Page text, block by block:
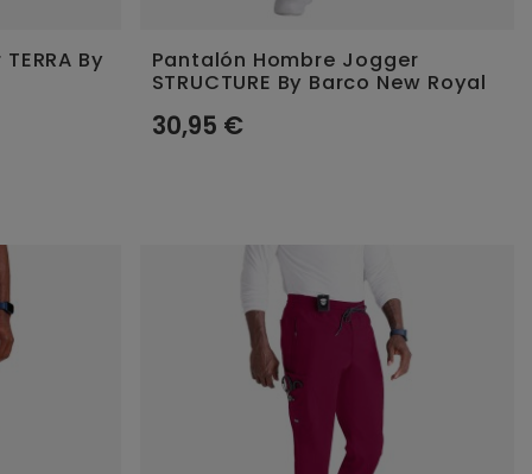
By
Pantalón Hombre Jogger
STRUCTURE By Barco New Royal
30,95 €